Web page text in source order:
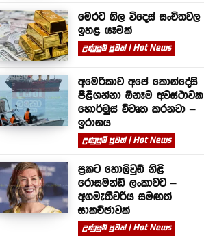
මෙරට නිල විදෙස් සංචිතවල
ඉහළ යෑමක්
උණුසුම් පුවත් | Hot News
අමෙරිකාව අපේ කොන්දේසි
පිළිගන්නා ඕනෑම අවස්ථාවක
හොර්මුස් විවෘත කරනවා –
ඉරානය
උණුසුම් පුවත් | Hot News
ප්‍රකට හොලිවුඩ් නිළි
රොසමන්ඩ් ලංකාවට –
අගමැතිවරිය සමඟත්
සාකච්ඡාවක්
උණුසුම් පුවත් | Hot News